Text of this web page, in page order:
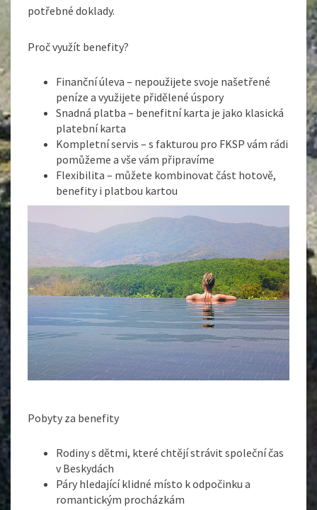
potřebné doklady.
Proč využít benefity?
Finanční úleva – nepoužijete svoje našetřené
peníze a využijete přidělené úspory
Snadná platba – benefitní karta je jako klasická
platební karta
Kompletní servis – s fakturou pro FKSP vám rádi
pomůžeme a vše vám připravíme
Flexibilita – můžete kombinovat část hotově,
benefity i platbou kartou
Pobyty za benefity
Rodiny s dětmi, které chtějí strávit společní čas
v Beskydách
Páry hledající klidné místo k odpočinku a
romantickým procházkám